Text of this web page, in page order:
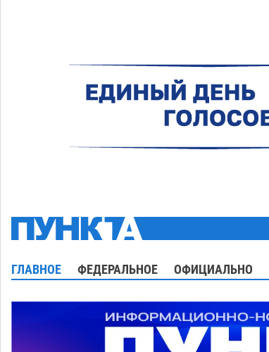
ГЛАВНОЕ ФЕДЕРАЛЬНОЕ ОФИЦИАЛЬНО